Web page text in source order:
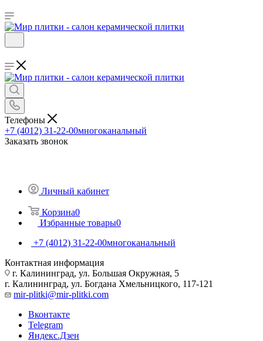
Телефоны
+7 (4012) 31-22-00многоканальный
Заказать звонок
Личный кабинет
Корзина0
Избранные товары0
+7 (4012) 31-22-00многоканальный
Контактная информация
г. Калининград, ул. Большая Окружная, 5
г. Калининград, ул. Богдана Хмельницкого, 117-121
mir-plitki@mir-plitki.com
Вконтакте
Telegram
Яндекс.Дзен